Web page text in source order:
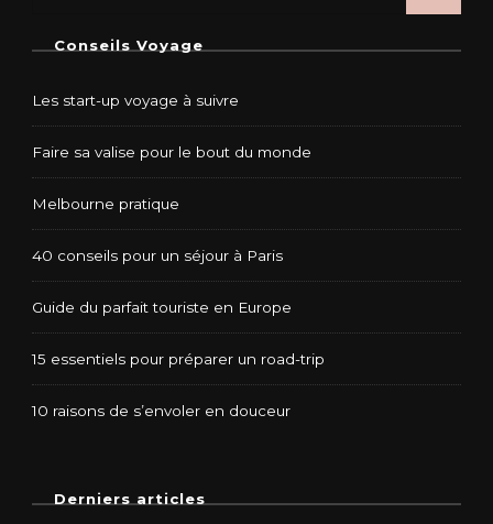
Conseils Voyage
Les start-up voyage à suivre
Faire sa valise pour le bout du monde
Melbourne pratique
40 conseils pour un séjour à Paris
Guide du parfait touriste en Europe
15 essentiels pour préparer un road-trip
10 raisons de s’envoler en douceur
Derniers articles